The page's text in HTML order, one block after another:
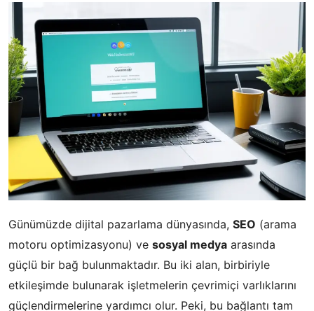
Günümüzde dijital pazarlama dünyasında, SEO (arama
motoru optimizasyonu) ve sosyal medya arasında
güçlü bir bağ bulunmaktadır. Bu iki alan, birbiriyle
etkileşimde bulunarak işletmelerin çevrimiçi varlıklarını
güçlendirmelerine yardımcı olur. Peki, bu bağlantı tam